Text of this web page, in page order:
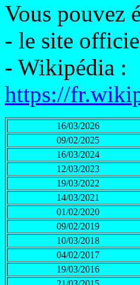
Vous pouvez
- le site
- Wikipédia :
https://
16/03/2026
09/02/2025
16/03/2024
12/03/2023
19/03/2022
14/03/2021
01/02/2020
09/02/2019
10/03/2018
04/02/2017
19/03/2016